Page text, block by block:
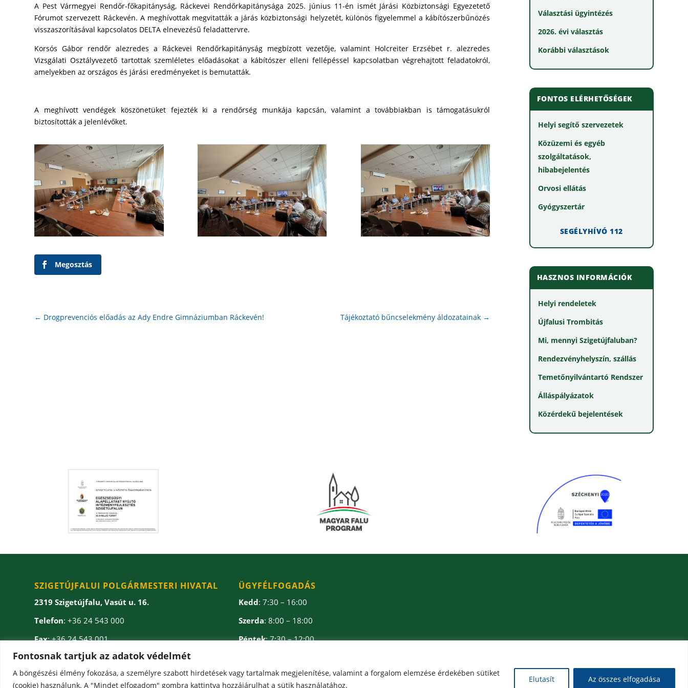
Fontosnak tartjuk az adatok védelmét
A böngészési élmény fokozása, a személyre szabott hirdetések vagy tartalmak megjelenítése, valamint a forgalom elemzése érdekében sütiket
(cookie) használunk. A "Mindet elfogadom" gombra kattintva hozzájárulhat a sütik használatához.
Elutasít Az összes elfogadása
A Pest Vármegyei Rendőr-főkapitányság, Ráckevei Rendőrkapitánysága 2025. június 11-én ismét Járási Közbiztonsági Egyezetető
Fórumot szervezett Ráckevén. A meghívottak megvitatták a járás közbiztonsági helyzetét, különös figyelemmel a kábítószerbűnözés
visszaszorításával kapcsolatos DELTA elnevezésű feladattervre.
Korsós Gábor rendőr alezredes a Ráckevei Rendőrkapitányság megbízott vezetője, valamint Holcreiter Erzsébet r. alezredes
Vizsgálati Osztályvezető tartottak szemléletes előadásokat a kábítószer elleni fellépéssel kapcsolatban végrehajtott feladatokról,
amelyekben az országos és járási eredményeket is bemutatták.
A meghívott vendégek köszönetüket fejezték ki a rendőrség munkája kapcsán, valamint a továbbiakban is támogatásukról
biztosították a jelenlévőket.
Megosztás
← Drogprevenciós előadás az Ady Endre Gimnáziumban Ráckevén! Tájékoztató bűncselekmény áldozatainak →
Választási ügyintézés
2026. évi választás
Korábbi választások
FONTOS ELÉRHETŐSÉGEK
Helyi segítő szervezetek
Közüzemi és egyéb
szolgáltatások,
hibabejelentés
Orvosi ellátás
Gyógyszertár
SEGÉLYHÍVÓ 112
HASZNOS INFORMÁCIÓK
Helyi rendeletek
Újfalusi Trombitás
Mi, mennyi Szigetújfaluban?
Rendezvényhelyszín, szállás
Temetőnyilvántartó Rendszer
Álláspályázatok
Közérdekű bejelentések
SZIGETÚJFALUI POLGÁRMESTERI HIVATAL
2319 Szigetújfalu, Vasút u. 16.
Telefon: +36 24 543 000
Fax: +36 24 543 001
E-mail: onkormanyzat(kukac)szigetujfalu.hu

ÜGYFÉLFOGADÁS
Kedd: 7:30 – 16:00
Szerda: 8:00 – 18:00
Péntek: 7:30 – 12:00